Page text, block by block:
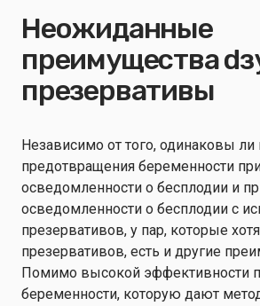
Неожиданные
преимущества d
презервативы
Независимо от того, одинаковы ли
предотвращения беременности
осведомленности о бесплодии и
осведомленности о бесплодии с
презервативов, у пар, которые
презервативов, есть и другие
Помимо высокой эффективности
беременности, которую дают